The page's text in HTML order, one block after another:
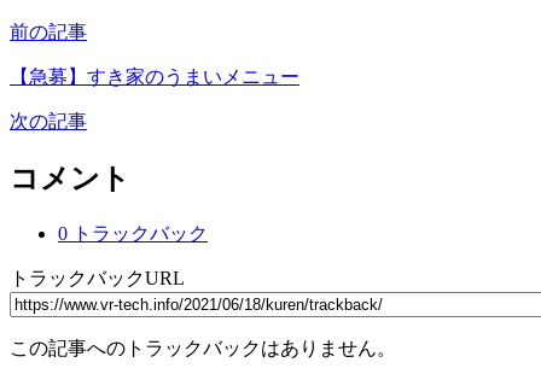
前の記事
【急募】すき家のうまいメニュー
次の記事
コメント
0 トラックバック
トラックバックURL
この記事へのトラックバックはありません。